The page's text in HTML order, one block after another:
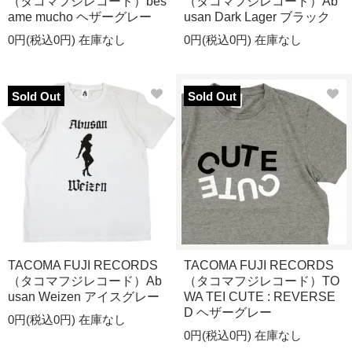
ame mucho ヘザーグレー
0円(税込0円) 在庫なし
usan Dark Lager ブラック
0円(税込0円) 在庫なし
Sold Out
TACOMA FUJI RECORDS
（タコマフジレコード）Ab
usan Weizen アイスグレー
0円(税込0円) 在庫なし
Sold Out
TACOMA FUJI RECORDS
（タコマフジレコード）TO
WA TEI CUTE : REVERSE
D ヘザーグレー
0円(税込0円) 在庫なし